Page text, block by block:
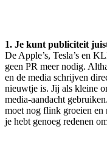
1. Je kunt publiciteit
De Apple’s, Tesla’s en
geen PR meer nodig.
en de media schrijven
nieuwtje is. Jij als kleine
media-aandacht
moet nog flink groeien
je hebt genoeg redenen